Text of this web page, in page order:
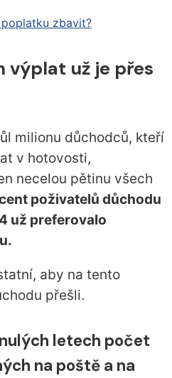
zbavit?
výplat už je přes
milionu důchodců, kteří
v hotovosti,
necelou pětinu všech
poživatelů důchodu
už preferovalo
aby na tento
přešli.
letech počet
na poště a na